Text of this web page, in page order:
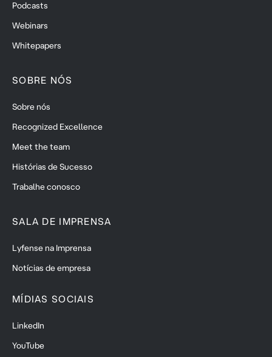
Podcasts
Webinars
Whitepapers
SOBRE NÓS
Sobre nós
Recognized Excellence
Meet the team
Histórias de Sucesso
Trabalhe conosco
SALA DE IMPRENSA
Lyfense na Imprensa
Notícias de empresa
MÍDIAS SOCIAIS
LinkedIn
YouTube